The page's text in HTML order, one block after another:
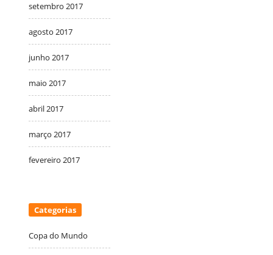
setembro 2017
agosto 2017
junho 2017
maio 2017
abril 2017
março 2017
fevereiro 2017
Categorias
Copa do Mundo